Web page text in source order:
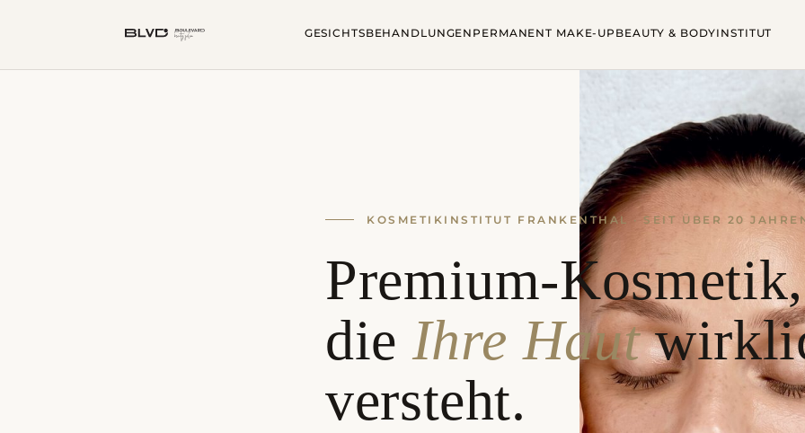
GESICHTSBEHANDLUNGEN PERMANENT MAKE-UP BEAUTY & BODYINSTITUT
KOSMETIKINSTITUT FRANKENTHAL · SEIT ÜBER 20
Premium-Kosmetik,
die Ihre Haut
versteht.